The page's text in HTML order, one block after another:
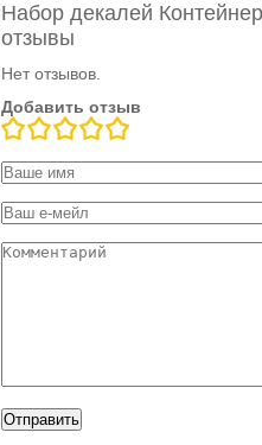
Набор декалей
отзывы
Нет отзывов.
Добавить отзыв